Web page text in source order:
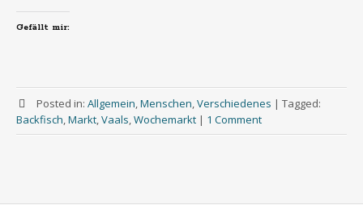
Gefällt mir:
Posted in: Allgemein,Menschen,Verschiedenes | Tagged:
Backfisch,Markt,Vaals,Wochemarkt | 1 Comment